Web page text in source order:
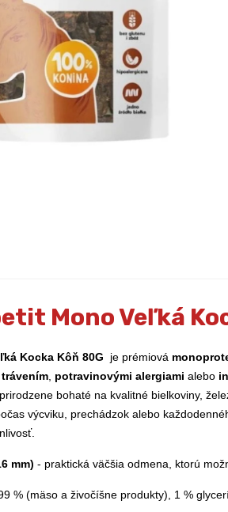
Mono Veľká
Kocka Kôň 80G je prémiová
potravinovými alergiami alebo
bohaté na kvalitné bielkoviny,
výcviku, prechádzok alebo
mm) - praktická väčšia odmena, ktorú
% (mäso a živočíšne produkty), 1 %